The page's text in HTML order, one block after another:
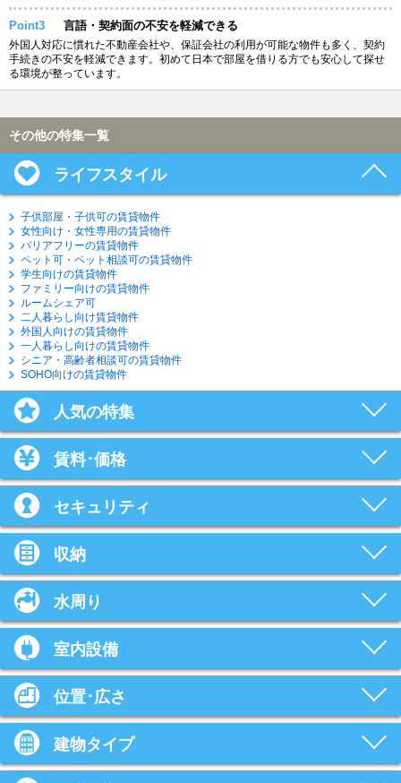
Point3 言語・契約面の不安を軽減できる
外国人対応に慣れた不動産会社や、保証会社の利用が可能な物件も多く、契約
手続きの不安を軽減できます。初めて日本で部屋を借りる方でも安心して探せ
る環境が整っています。
その他の特集一覧
ライフスタイル
子供部屋・子供可の賃貸物件
女性向け・女性専用の賃貸物件
バリアフリーの賃貸物件
ペット可・ペット相談可の賃貸物件
学生向けの賃貸物件
ファミリー向けの賃貸物件
ルームシェア可
二人暮らし向け賃貸物件
外国人向けの賃貸物件
一人暮らし向けの賃貸物件
シニア・高齢者相談可の賃貸物件
SOHO向けの賃貸物件
人気の特集
賃料･価格
セキュリティ
収納
水周り
室内設備
位置･広さ
建物タイプ